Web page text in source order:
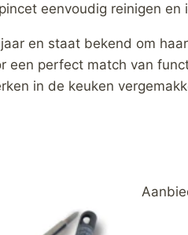
eenvoudig reinigen
en staat bekend om
perfect match van
in de keuken